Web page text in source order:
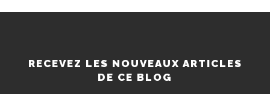
RECEVEZ LES NOUVEAUX ARTICLES
DE CE BLOG